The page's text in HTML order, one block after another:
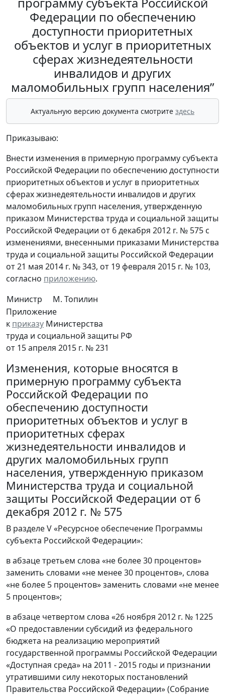
Федерации по обеспечению
доступности приоритетных
объектов и услуг в приоритетных
сферах жизнедеятельности
инвалидов и других
маломобильных групп населения”
Актуальную версию документа смотрите здесь
Приказываю:
Внести изменения в примерную программу субъекта
Российской Федерации по обеспечению доступности
приоритетных объектов и услуг в приоритетных
сферах жизнедеятельности инвалидов и других
маломобильных групп населения, утвержденную
приказом Министерства труда и социальной защиты
Российской Федерации от 6 декабря 2012 г. № 575 с
изменениями, внесенными приказами Министерства
труда и социальной защиты Российской Федерации
от 21 мая 2014 г. № 343, от 19 февраля 2015 г. № 103,
согласно приложению.
Министр
М. Топилин
Приложение
к приказу Министерства
труда и социальной защиты РФ
от 15 апреля 2015 г. № 231
Изменения, которые вносятся в
примерную программу субъекта
Российской Федерации по
обеспечению доступности
приоритетных объектов и услуг в
приоритетных сферах
жизнедеятельности инвалидов и
других маломобильных групп
населения, утвержденную приказом
Министерства труда и социальной
защиты Российской Федерации от 6
декабря 2012 г. № 575
В разделе V «Ресурсное обеспечение Программы
субъекта Российской Федерации»:
в абзаце третьем слова «не более 30 процентов»
заменить словами «не менее 30 процентов», слова
«не более 5 процентов» заменить словами «не менее
5 процентов»;
в абзаце четвертом слова «26 ноября 2012 г. № 1225
«О предоставлении субсидий из федерального
бюджета на реализацию мероприятий
государственной программы Российской Федерации
«Доступная среда» на 2011 - 2015 годы и признании
утратившими силу некоторых постановлений
Правительства Российской Федерации» (Собрание